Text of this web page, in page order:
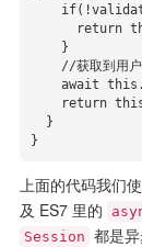
}
上面的代码我们
及 ES7 里的
Session 都是